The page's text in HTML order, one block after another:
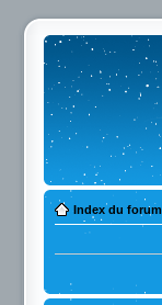
Index du forum